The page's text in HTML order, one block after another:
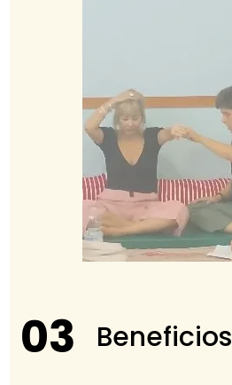
03 Beneficios